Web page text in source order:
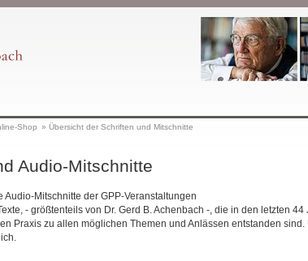
Shop » Übersicht der Schriften und Mitschnitte
Audio-Mitschnitte
Audio-Mitschnitte der GPP-Veranstaltungen
- größtenteils von Dr. Gerd B. Achenbach -, die in den letzten
Praxis zu allen möglichen Themen und Anlässen entstanden